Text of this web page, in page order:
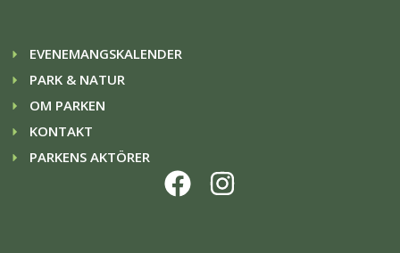
EVENEMANGSKALENDER
PARK & NATUR
OM PARKEN
KONTAKT
PARKENS AKTÖRER